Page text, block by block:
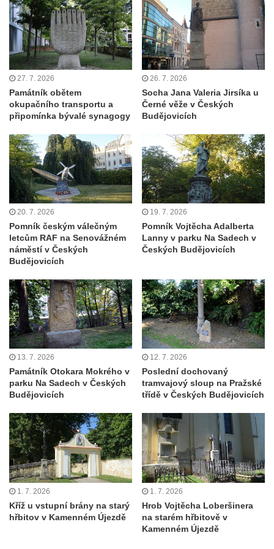
Socha divokého prasete před vstupem do
ZOO Dresden
Socha světce severně od Lužce nad
Vltavou
Pamětní kámen revitalizace Vltavy Vraňany
– Hořín u Lužce nad Vltavou
Strom svobody a památník 100 let republiky
Boží muka v parku před domem čp. 17 v
Hrobčicích
Sochy „Klaun a dívenka“ v parku v centru
Hrobčic
Socha svatého Antonína poustevníka v
Mirošovicích
Socha vodníka u požární nádrže v
Mirošovicích
Socha býka před areálem firmy 2JCP v
Račicích
Povodňový sloup II. v Dobříni
Povodňový sloup I. v Dobříni
Pamětní kámen vodního díla Josefův Důl
Socha svatého Floriána na domě čp. 3 v
Oparnu
Socha svaté Anny u domu čp. 3 v Oparnu
Lavička Václava Havla v Pardubicích
Lavička Václava Havla v Novém Boru
Lavička Václava Havla v Krásné Lípě
Upoutávka JduHřebenovkou u parkoviště
na Mezní Louce
Kamenný obelisk na vyhlídce u Pravčické
27. 7. 2026
Památník obětem
okupačního transportu a
připomínka bývalé synagogy
26. 7. 2026
Socha Jana Valeria Jirsíka u
Černé věže v Českých
Budějovicích
20. 7. 2026
Pomník českým válečným
letcům RAF na Senovážném
náměstí v Českých
Budějovicích
19. 7. 2026
Pomník Vojtěcha Adalberta
Lanny v parku Na Sadech v
Českých Budějovicích
13. 7. 2026
Památník Otokara Mokrého v
parku Na Sadech v Českých
Budějovicích
12. 7. 2026
Poslední dochovaný
tramvajový sloup na Pražské
třídě v Českých Budějovicích
1. 7. 2026
Kříž u vstupní brány na starý
hřbitov v Kamenném Újezdě
1. 7. 2026
Hrob Vojtěcha Loberšinera
na starém hřbitově v
Kamenném Újezdě